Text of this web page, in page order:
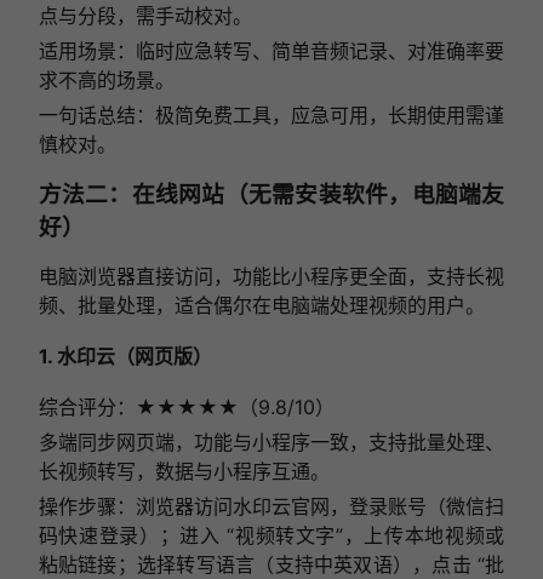
点与分段，需手动校对。
适用场景：临时应急转写、简单音频记录、对准确率要
求不高的场景。
一句话总结：极简免费工具，应急可用，长期使用需谨
慎校对。
方法二：在线网站（无需安装软件，电脑端友
好）
电脑浏览器直接访问，功能比小程序更全面，支持长视
频、批量处理，适合偶尔在电脑端处理视频的用户。
1. 水印云（网页版）
综合评分：★★★★★（9.8/10）
多端同步网页端，功能与小程序一致，支持批量处理、
长视频转写，数据与小程序互通。
操作步骤：浏览器访问水印云官网，登录账号（微信扫
码快速登录）；进入 “视频转文字”，上传本地视频或
粘贴链接；选择转写语言（支持中英双语），点击 “批